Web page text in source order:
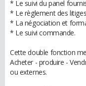
* Le suivi du panel
* Le règlement des
* La négociation et
* Le suivi commande.
Cette double fonction
Acheter - produire -
ou externes.